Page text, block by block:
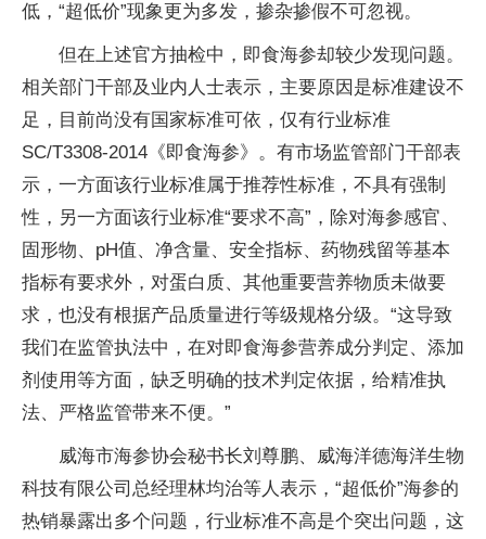
低，“超低价”现象更为多发，掺杂掺假不可忽视。
但在上述官方抽检中，即食海参却较少发现问题。
相关部门干部及业内人士表示，主要原因是标准建设不
足，目前尚没有国家标准可依，仅有行业标准
SC/T3308-2014《即食海参》。有市场监管部门干部表
示，一方面该行业标准属于推荐性标准，不具有强制
性，另一方面该行业标准“要求不高”，除对海参感官、
固形物、pH值、净含量、安全指标、药物残留等基本
指标有要求外，对蛋白质、其他重要营养物质未做要
求，也没有根据产品质量进行等级规格分级。“这导致
我们在监管执法中，在对即食海参营养成分判定、添加
剂使用等方面，缺乏明确的技术判定依据，给精准执
法、严格监管带来不便。”
威海市海参协会秘书长刘尊鹏、威海洋德海洋生物
科技有限公司总经理林均治等人表示，“超低价”海参的
热销暴露出多个问题，行业标准不高是个突出问题，这